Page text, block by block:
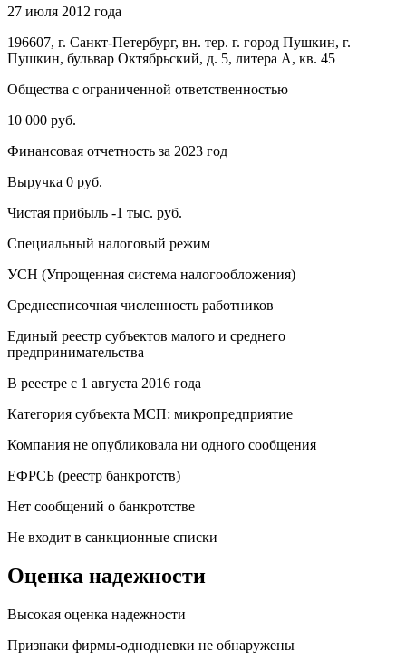
27 июля 2012 года
196607, г. Санкт-Петербург, вн. тер. г. город Пушкин, г.
Пушкин, бульвар Октябрьский, д. 5, литера А, кв. 45
Общества с ограниченной ответственностью
10 000 руб.
Финансовая отчетность за 2023 год
Выручка 0 руб.
Чистая прибыль -1 тыс. руб.
Специальный налоговый режим
УСН (Упрощенная система налогообложения)
Среднесписочная численность работников
Единый реестр субъектов малого и среднего
предпринимательства
В реестре с 1 августа 2016 года
Категория субъекта МСП: микропредприятие
Компания не опубликовала ни одного сообщения
ЕФРСБ (реестр банкротств)
Нет сообщений о банкротстве
Не входит в санкционные списки
Оценка надежности
Высокая оценка надежности
Признаки фирмы-однодневки не обнаружены